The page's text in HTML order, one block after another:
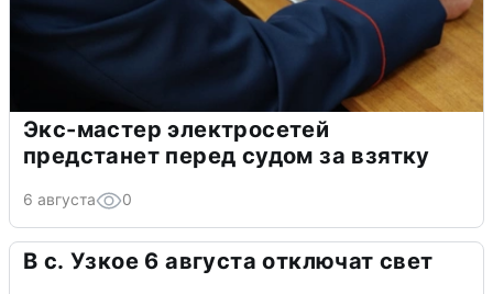
Экс-мастер электросетей
предстанет перед судом за взятку
6 августа 0
В с. Узкое 6 августа отключат свет